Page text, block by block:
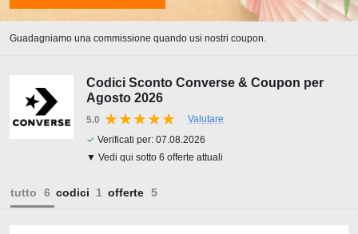
Guadagniamo una commissione quando usi nostri coupon.
Codici Sconto Converse & Coupon per
Agosto 2026
5.0
Valutare
✓ Verificati per: 07.08.2026
▼ Vedi qui sotto 6 offerte attuali
tutto codici offerte